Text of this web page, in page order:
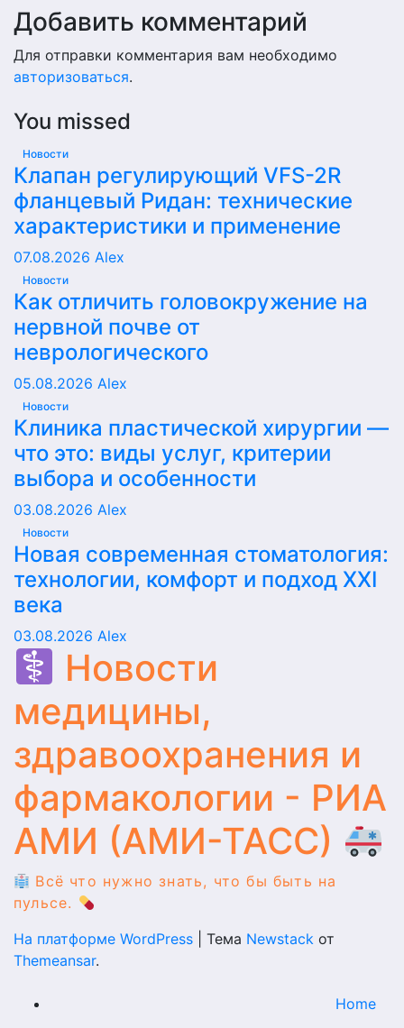
Добавить комментарий
Для отправки комментария вам необходимо
авторизоваться.
You missed
Новости
Клапан регулирующий VFS-2R
фланцевый Ридан: технические
характеристики и применение
07.08.2026 Alex
Новости
Как отличить головокружение на
нервной почве от
неврологического
05.08.2026 Alex
Новости
Клиника пластической хирургии —
что это: виды услуг, критерии
выбора и особенности
03.08.2026 Alex
Новости
Новая современная стоматология:
технологии, комфорт и подход XXI
века
03.08.2026 Alex
Новости
медицины,
здравоохранения и
фармакологии - РИА
АМИ (АМИ-ТАСС)
Всё что нужно знать, что бы быть на
пульсе.
На платформе WordPress
Тема Newstack от
Themeansar.
Home